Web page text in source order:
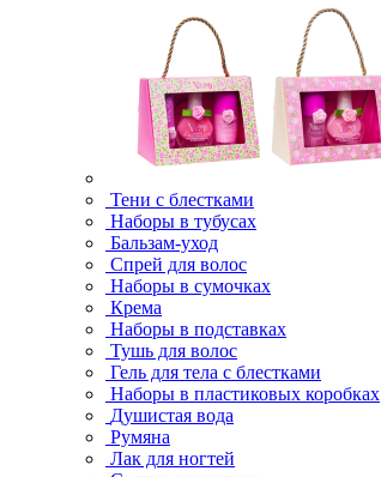
Тени с блестками
Наборы в тубусах
Бальзам-уход
Спрей для волос
Наборы в сумочках
Крема
Наборы в подставках
Тушь для волос
Гель для тела с блестками
Наборы в пластиковых коробках
Душистая вода
Румяна
Лак для ногтей